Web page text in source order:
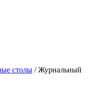
столы /Журнальный